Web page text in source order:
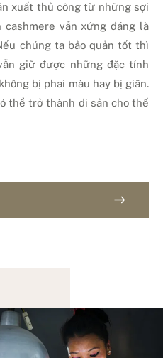
xuất thủ công từ những sợi
vẫn xứng đáng là
chúng ta bảo quản tốt thì
giữ được những đặc tính
bị phai màu hay bị giãn.
thể trở thành di sản cho thế